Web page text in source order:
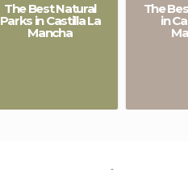
The Best Natural
Parks in Castilla La
Mancha
The
in